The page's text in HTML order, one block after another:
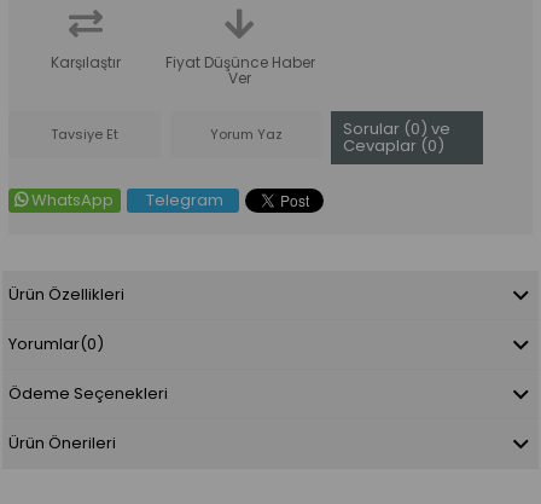
Karşılaştır Fiyat Düşünce Haber
Ver
Tavsiye Et Yorum Yaz Sorular (0) ve
Cevaplar (0)
WhatsApp Telegram
Ürün Özellikleri
Yorumlar(0)
Ödeme Seçenekleri
Ürün Önerileri